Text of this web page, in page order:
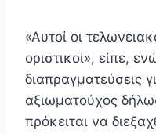
«Αυτοί οι
οριστικοί», είπε,
διαπραγματεύσεις
αξιωματούχος
πρόκειται να